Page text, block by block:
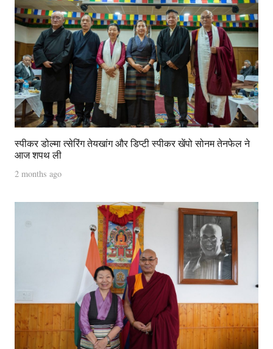
स्पीकर डोल्मा त्सेरिंग तेयखांग और डिप्टी स्पीकर खेंपो सोनम तेनफेल ने
आज शपथ ली
2 months ago